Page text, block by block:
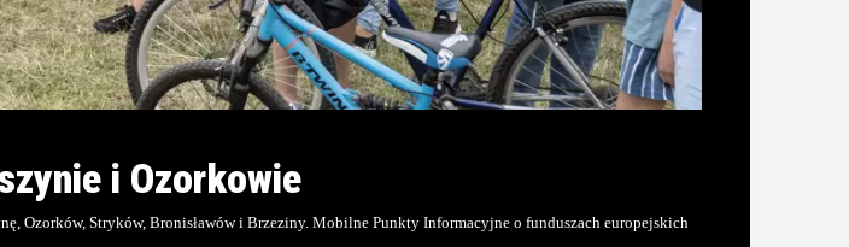
i Ozorkowie
Ozorków, Stryków, Bronisławów i Brzeziny. Mobilne Punkty Informacyjne o funduszach europejskich